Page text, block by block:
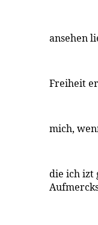
ansehen
Freiheit
mich,
die ich izt